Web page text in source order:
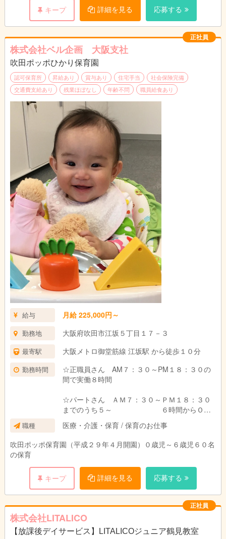
個別支援計画に沿って指導の準備をします。
プリントやカードの他、おもちゃやタブレットを使うことも。
↓
個別支援計画の作成
お子さまひとり一人に6か月間の個別支援計画を作成していま
す。
↓
お昼|休憩・ランチタイムです。
↓
指導
個別支援計画に基づきお子さまに指導を実施します。
個別指導では45分の指導をし、小集団指導では1時間半～3時間
の指導をします。
終礼|スタッフ間でお子さま保護者さまの情報共有や翌日の準備
をします。
退勤|本日もお疲れさまでした！
キープ 詳細を見る 応募する
正社員
株式会社ベル企画 大阪支社
吹田ポッポひかり保育園
認可保育所 昇給あり 賞与あり 住宅手当
社会保険完備
交通費支給あり
残業ほぼなし 年齢不問 職員給食あり
給与 月給 225,000円～
勤務地 大阪府吹田市江坂５丁目１７－３
最寄駅 大阪メトロ御堂筋線 江坂駅 から徒歩１０分
勤務時間
☆正職員さん AM７：３０～PM１８：３０の
間で実働８時間
☆パートさん ＡＭ７：３０～ＰＭ１８：３０
までのうち５～ ６時間からＯＫ
職種
医療・介護・保育 / 保育のお仕事
吹田ポッポ保育園（平成２９年４月開園）０歳児～６歳児６０名
の保育
キープ 詳細を見る 応募する
正社員
株式会社LITALICO
【放課後デイサービス】LITALICOジュニア鶴見教室